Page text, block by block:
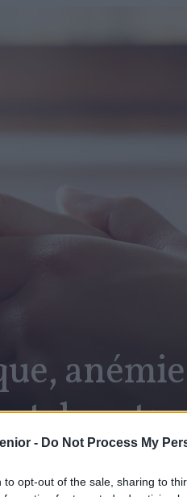
- Do Not Process My
to opt-out of the sale, sharing to
de